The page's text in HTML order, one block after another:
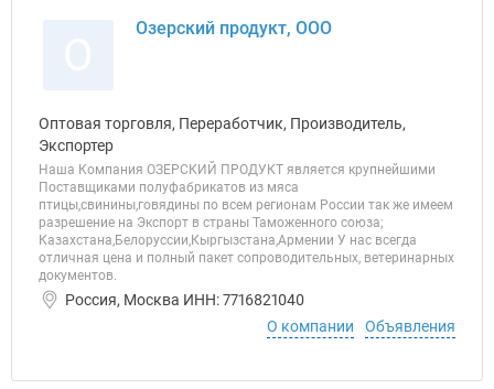
Озерский продукт, ООО
Оптовая торговля, Переработчик, Производитель,
Экспортер
Наша Компания ОЗЕРСКИЙ ПРОДУКТ является крупнейшими
Поставщиками полуфабрикатов из мяса
птицы,свинины,говядины по всем регионам России так же имеем
разрешение на Экспорт в страны Таможенного союза;
Казахстана,Белоруссии,Кыргызстана,Армении У нас всегда
отличная цена и полный пакет сопроводительных, ветеринарных
документов.
Россия, Москва ИНН: 7716821040
О компании
Объявления